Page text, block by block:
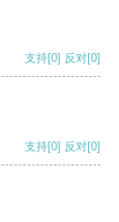
支持[0] 反对[0]
支持[0] 反对[0]